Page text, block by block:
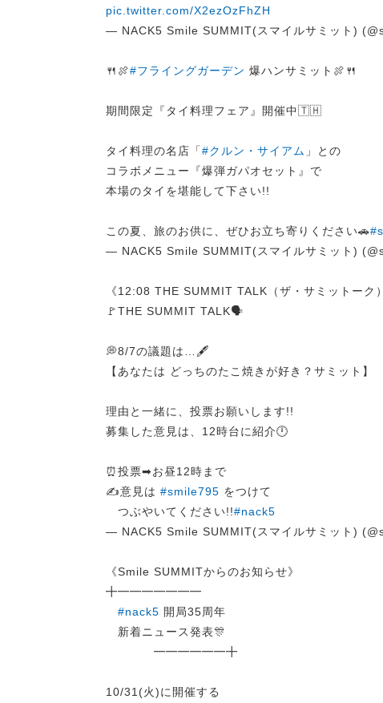
pic.twitter.com/X2ezOzFhZH
— NACK5 Smile SUMMIT(スマイルサミット)
🍴🍖#フライングガーデン 爆ハンサミット🍖🍴
期間限定『タイ料理フェア』開催中🇹🇭
タイ料理の名店「#クルン・サイアム 」との
コラボメニュー『爆弾ガパオセット』で
本場のタイを堪能して下さい!!
この夏、旅のお供に、ぜひお立ち寄りください🚗
— NACK5 Smile SUMMIT(スマイルサミット)
《12:08 THE SUMMIT TALK（ザ・サミットーク
🚩THE SUMMIT TALK🗣️
💭8/7の議題は…🖋️
【あなたは どっちのたこ焼きが好き？サミット】
理由と一緒に、投票お願いします!!
募集した意見は、12時台に紹介🕛
⏰投票➡︎お昼12時まで
✍️意見は #smile795 をつけて
つぶやいてください!!#nack5
— NACK5 Smile SUMMIT(スマイルサミット)
《Smile SUMMITからのお知らせ》
╋━━━━━━━
#nack5 開局35周年
新着ニュース発表🎊
━━━━━━╋
10/31(火)に開催する